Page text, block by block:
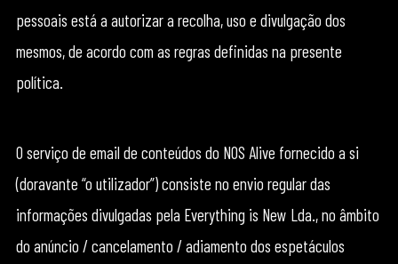
pessoais está a autorizar a recolha, uso e divulgação dos
mesmos, de acordo com as regras definidas na presente
política.
O serviço de email de conteúdos do NOS Alive fornecido a si
(doravante “o utilizador”) consiste no envio regular das
informações divulgadas pela Everything is New Lda., no âmbito
do anúncio / cancelamento / adiamento dos espetáculos